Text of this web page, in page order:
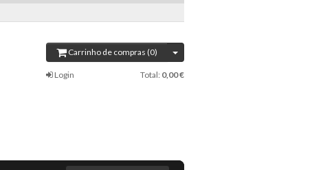
Carrinho de compras (0)
Login Total: 0,00 €